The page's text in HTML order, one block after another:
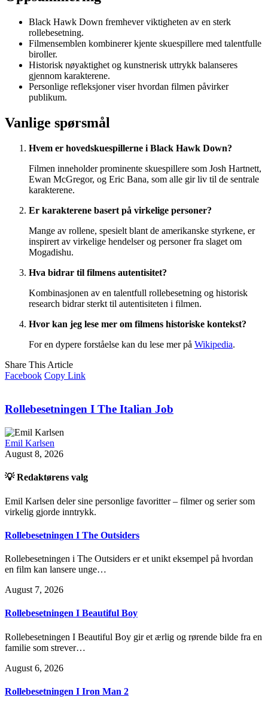
Black Hawk Down fremhever viktigheten av en sterk
rollebesetning.
Filmensemblen kombinerer kjente skuespillere med talentfulle
biroller.
Historisk nøyaktighet og kunstnerisk uttrykk balanseres
gjennom karakterene.
Personlige refleksjoner viser hvordan filmen påvirker
publikum.
Vanlige spørsmål
Hvem er hovedskuespillerne i Black Hawk Down?
Filmen inneholder prominente skuespillere som Josh Hartnett,
Ewan McGregor, og Eric Bana, som alle gir liv til de sentrale
karakterene.
Er karakterene basert på virkelige personer?
Mange av rollene, spesielt blant de amerikanske styrkene, er
inspirert av virkelige hendelser og personer fra slaget om
Mogadishu.
Hva bidrar til filmens autentisitet?
Kombinasjonen av en talentfull rollebesetning og historisk
research bidrar sterkt til autentisiteten i filmen.
Hvor kan jeg lese mer om filmens historiske kontekst?
For en dypere forståelse kan du lese mer på Wikipedia.
Share This Article
Facebook Copy Link
Rollebesetningen I The Italian Job
Emil Karlsen
August 8, 2026
💡 Redaktørens valg
Emil Karlsen deler sine personlige favoritter – filmer og serier som
virkelig gjorde inntrykk.
Rollebesetningen I The Outsiders
Rollebesetningen i The Outsiders er et unikt eksempel på hvordan
en film kan lansere unge…
August 7, 2026
Rollebesetningen I Beautiful Boy
Rollebesetningen I Beautiful Boy gir et ærlig og rørende bilde fra en
familie som strever…
August 6, 2026
Rollebesetningen I Iron Man 2